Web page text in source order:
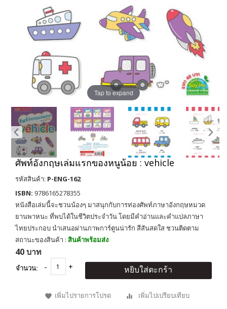
Tap to expand
ศัพท์อังกฤษเล่มแรกของหนูน้อย : vehicle
รหัสสินค้า: P-ENG-162
ISBN: 9786165278355
หนังสือเล่มนี้จะชวนน้องๆ มาสนุกกับการท่องศัพท์ภาษาอังกฤษหมวด
ยานพาหนะ ที่พบได้ในชีวิตประจำวัน โดยมีคำอ่านและคำแปลภาษา
ไทยประกอบ นำเสนอผ่านภาพการ์ตูนน่ารัก สีสันสดใส ชวนติดตาม
สถานะของสินค้า : สินค้าพร้อมส่ง
40 บาท
จำนวน: หยิบใส่ตะกร้า
เพิ่มไปรายการโปรด เพิ่มไปเปรียบเทียบ